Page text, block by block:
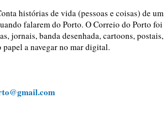
histórias de vida (pessoas e coisas) de um
falarem do Porto. O Correio do Porto foi
jornais, banda desenhada, cartoons, postais,
papel a navegar no mar digital.